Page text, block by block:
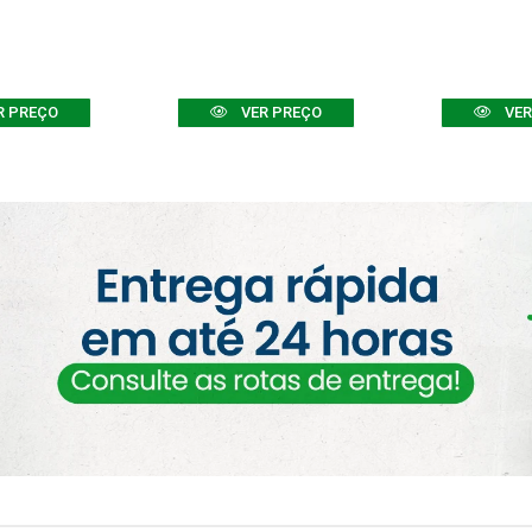
PREÇO VER PREÇO